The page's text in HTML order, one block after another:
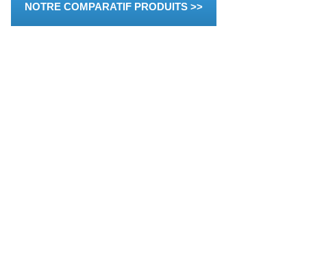
NOTRE COMPARATIF PRODUITS >>